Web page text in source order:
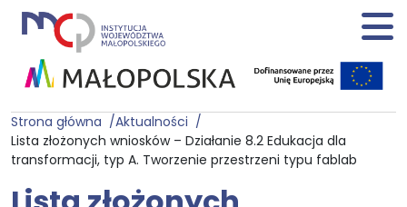
Strona główna
Aktualności
Lista złożonych wniosków – Działanie 8.2 Edukacja dla
transformacji, typ A. Tworzenie przestrzeni typu fablab